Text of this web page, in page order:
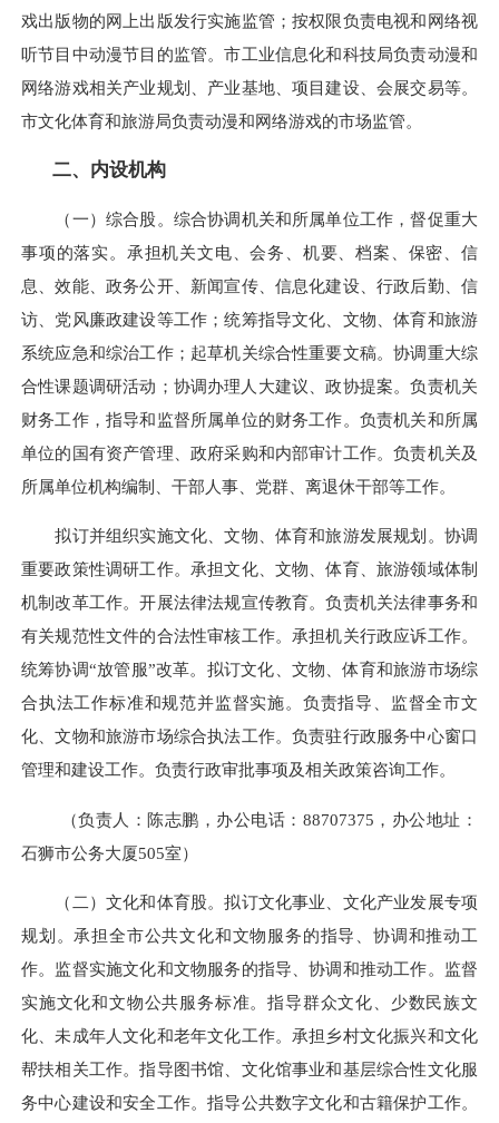
戏出版物的网上出版发行实施监管；按权限负责电视和网络视
听节目中动漫节目的监管。市工业信息化和科技局负责动漫和
网络游戏相关产业规划、产业基地、项目建设、会展交易等。
市文化体育和旅游局负责动漫和网络游戏的市场监管。
二、内设机构
（一） 综合股。综合协调机关和所属单位工作，督促重大
事项的落实。承担机关文电、会务、机要、档案、保密、信
息、效能、政务公开、新闻宣传、信息化建设、行政后勤、信
访、党风廉政建设等工作；统筹指导文化、文物、体育和旅游
系统应急和综治工作；起草机关综合性重要文稿。协调重大综
合性课题调研活动；协调办理人大建议、政协提案。负责机关
财务工作，指导和监督所属单位的财务工作。负责机关和所属
单位的国有资产管理、政府采购和内部审计工作。负责机关及
所属单位机构编制、干部人事、党群、离退休干部等工作。
拟订并组织实施文化、文物、体育和旅游发展规划。协调
重要政策性调研工作。承担文化、文物、体育、旅游领域体制
机制改革工作。开展法律法规宣传教育。负责机关法律事务和
有关规范性文件的合法性审核工作。承担机关行政应诉工作。
统筹协调“放管服”改革。拟订文化、文物、体育和旅游市场综
合执法工作标准和规范并监督实施。负责指导、监督全市文
化、文物和旅游市场综合执法工作。负责驻行政服务中心窗口
管理和建设工作。负责行政审批事项及相关政策咨询工作。
（负责人：陈志鹏，办公电话：88707375，办公地址：
石狮市公务大厦505室）
（二） 文化和体育股。拟订文化事业、文化产业发展专项
规划。承担全市公共文化和文物服务的指导、协调和推动工
作。监督实施文化和文物服务的指导、协调和推动工作。监督
实施文化和文物公共服务标准。指导群众文化、少数民族文
化、未成年人文化和老年文化工作。承担乡村文化振兴和文化
帮扶相关工作。指导图书馆、文化馆事业和基层综合性文化服
务中心建设和安全工作。指导公共数字文化和古籍保护工作。